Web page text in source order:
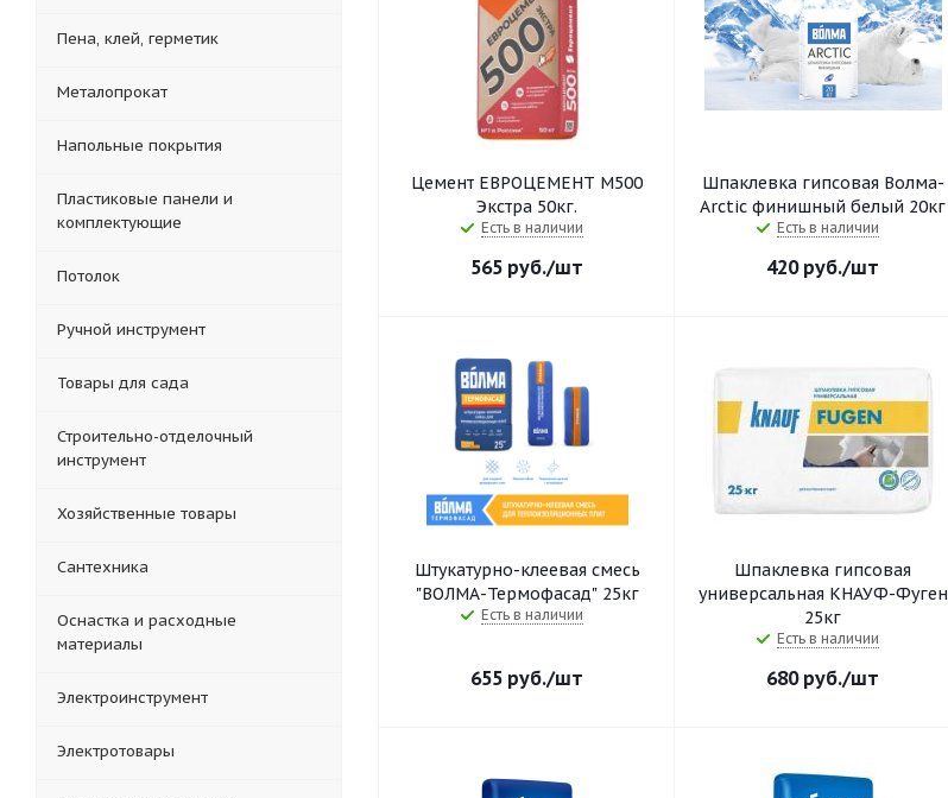
Цемент ЕВРОЦЕМЕНТ М500
Экстра 50кг.
Есть в наличии
565 руб./шт
Шпаклевка гипсовая Волма-
Arctic финишный белый 20кг
Есть в наличии
420руб./шт
Штукатурно-клеевая смесь
"ВОЛМА-Термофасад" 25кг
Есть в наличии
655 руб./шт
Шпаклевка гипсовая
универсальная КНАУФ-Фуген
25кг
Есть в наличии
680руб./шт
Пена, клей, герметик
Металопрокат
Напольные покрытия
Пластиковые панели и
комплектующие
Потолок
Ручной инструмент
Товары для сада
Строительно-отделочный
инструмент
Хозяйственные товары
Сантехника
Оснастка и расходные
материалы
Электроинструмент
Электротовары